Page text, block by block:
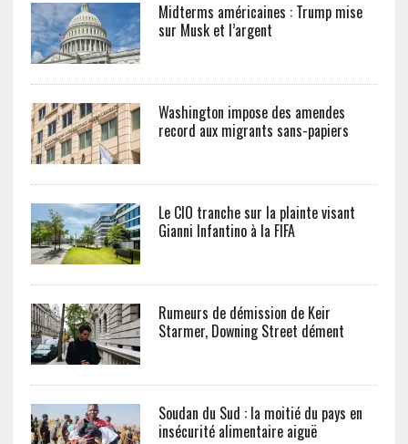
Midterms américaines : Trump mise
sur Musk et l’argent
Washington impose des amendes
record aux migrants sans-papiers
Le CIO tranche sur la plainte visant
Gianni Infantino à la FIFA
Rumeurs de démission de Keir
Starmer, Downing Street dément
Soudan du Sud : la moitié du pays en
insécurité alimentaire aiguë